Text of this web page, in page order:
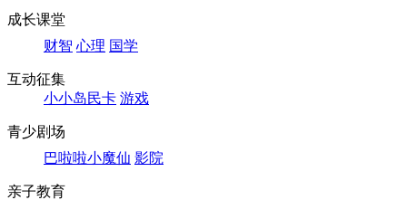
成长课堂
财智 心理 国学
互动征集
小小岛民卡 游戏
青少剧场
巴啦啦小魔仙 影院
亲子教育